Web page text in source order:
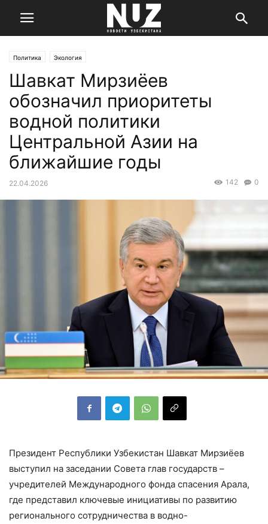
Политика Экология
Шавкат Мирзиёев
обозначил приоритеты
водной политики
Центральной Азии на
ближайшие годы
22.04.2026 0
142
Президент Республики Узбекистан Шавкат Мирзиёев
выступил на заседании Совета глав государств –
учредителей Международного фонда спасения Арала,
где представил ключевые инициативы по развитию
регионального сотрудничества в водно-